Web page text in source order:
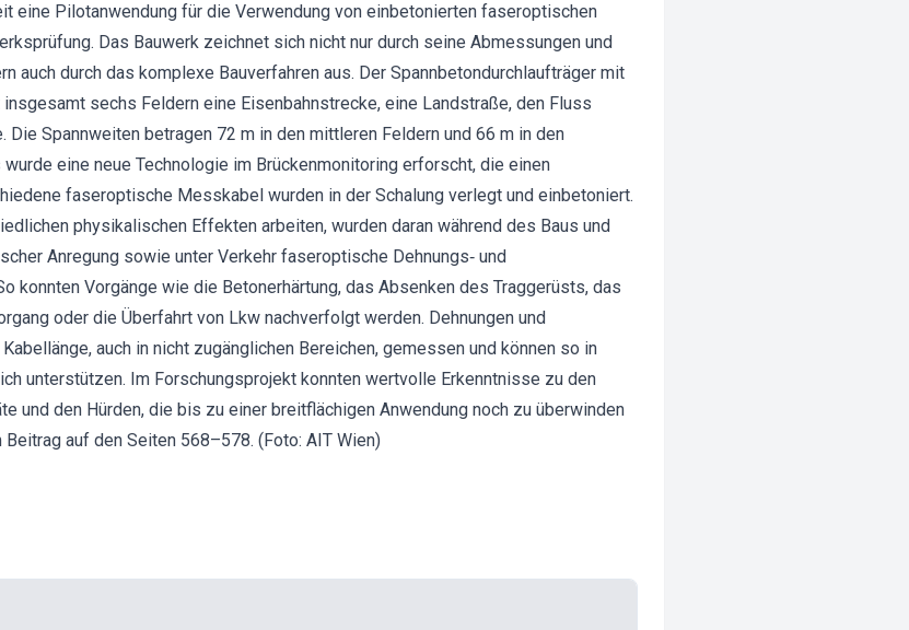
eine Pilotanwendung für die Verwendung von einbetonierten faseroptischen
Das Bauwerk zeichnet sich nicht nur durch seine Abmessungen und
auch durch das komplexe Bauverfahren aus. Der Spannbetondurchlaufträger mit
sechs Feldern eine Eisenbahnstrecke, eine Landstraße, den Fluss
Die Spannweiten betragen 72 m in den mittleren Feldern und 66 m in den
eine neue Technologie im Brückenmonitoring erforscht, die einen
faseroptische Messkabel wurden in der Schalung verlegt und einbetoniert.
physikalischen Effekten arbeiten, wurden daran während des Baus und
Anregung sowie unter Verkehr faseroptische Dehnungs‐ und
konnten Vorgänge wie die Betonerhärtung, das Absenken des Traggerüsts, das
oder die Überfahrt von Lkw nachverfolgt werden. Dehnungen und
auch in nicht zugänglichen Bereichen, gemessen und können so in
unterstützen. Im Forschungsprojekt konnten wertvolle Erkenntnisse zu den
und den Hürden, die bis zu einer breitflächigen Anwendung noch zu überwinden
auf den Seiten 568–578. (Foto: AIT Wien)